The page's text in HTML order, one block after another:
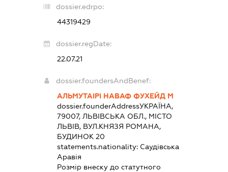
dossier.edrpo:
44319429
dossier.regDate:
22.07.21
dossier.foundersAndBenef:
АЛЬМУТАІРІ НАВАФ ФУХЕЙД М
dossier.founderAddressУКРАЇНА,
79007, ЛЬВІВСЬКА ОБЛ., МІСТО
ЛЬВІВ, ВУЛ.КНЯЗЯ РОМАНА,
БУДИНОК 20
statements.nationality: Саудівська
Аравія
Розмір внеску до статутного